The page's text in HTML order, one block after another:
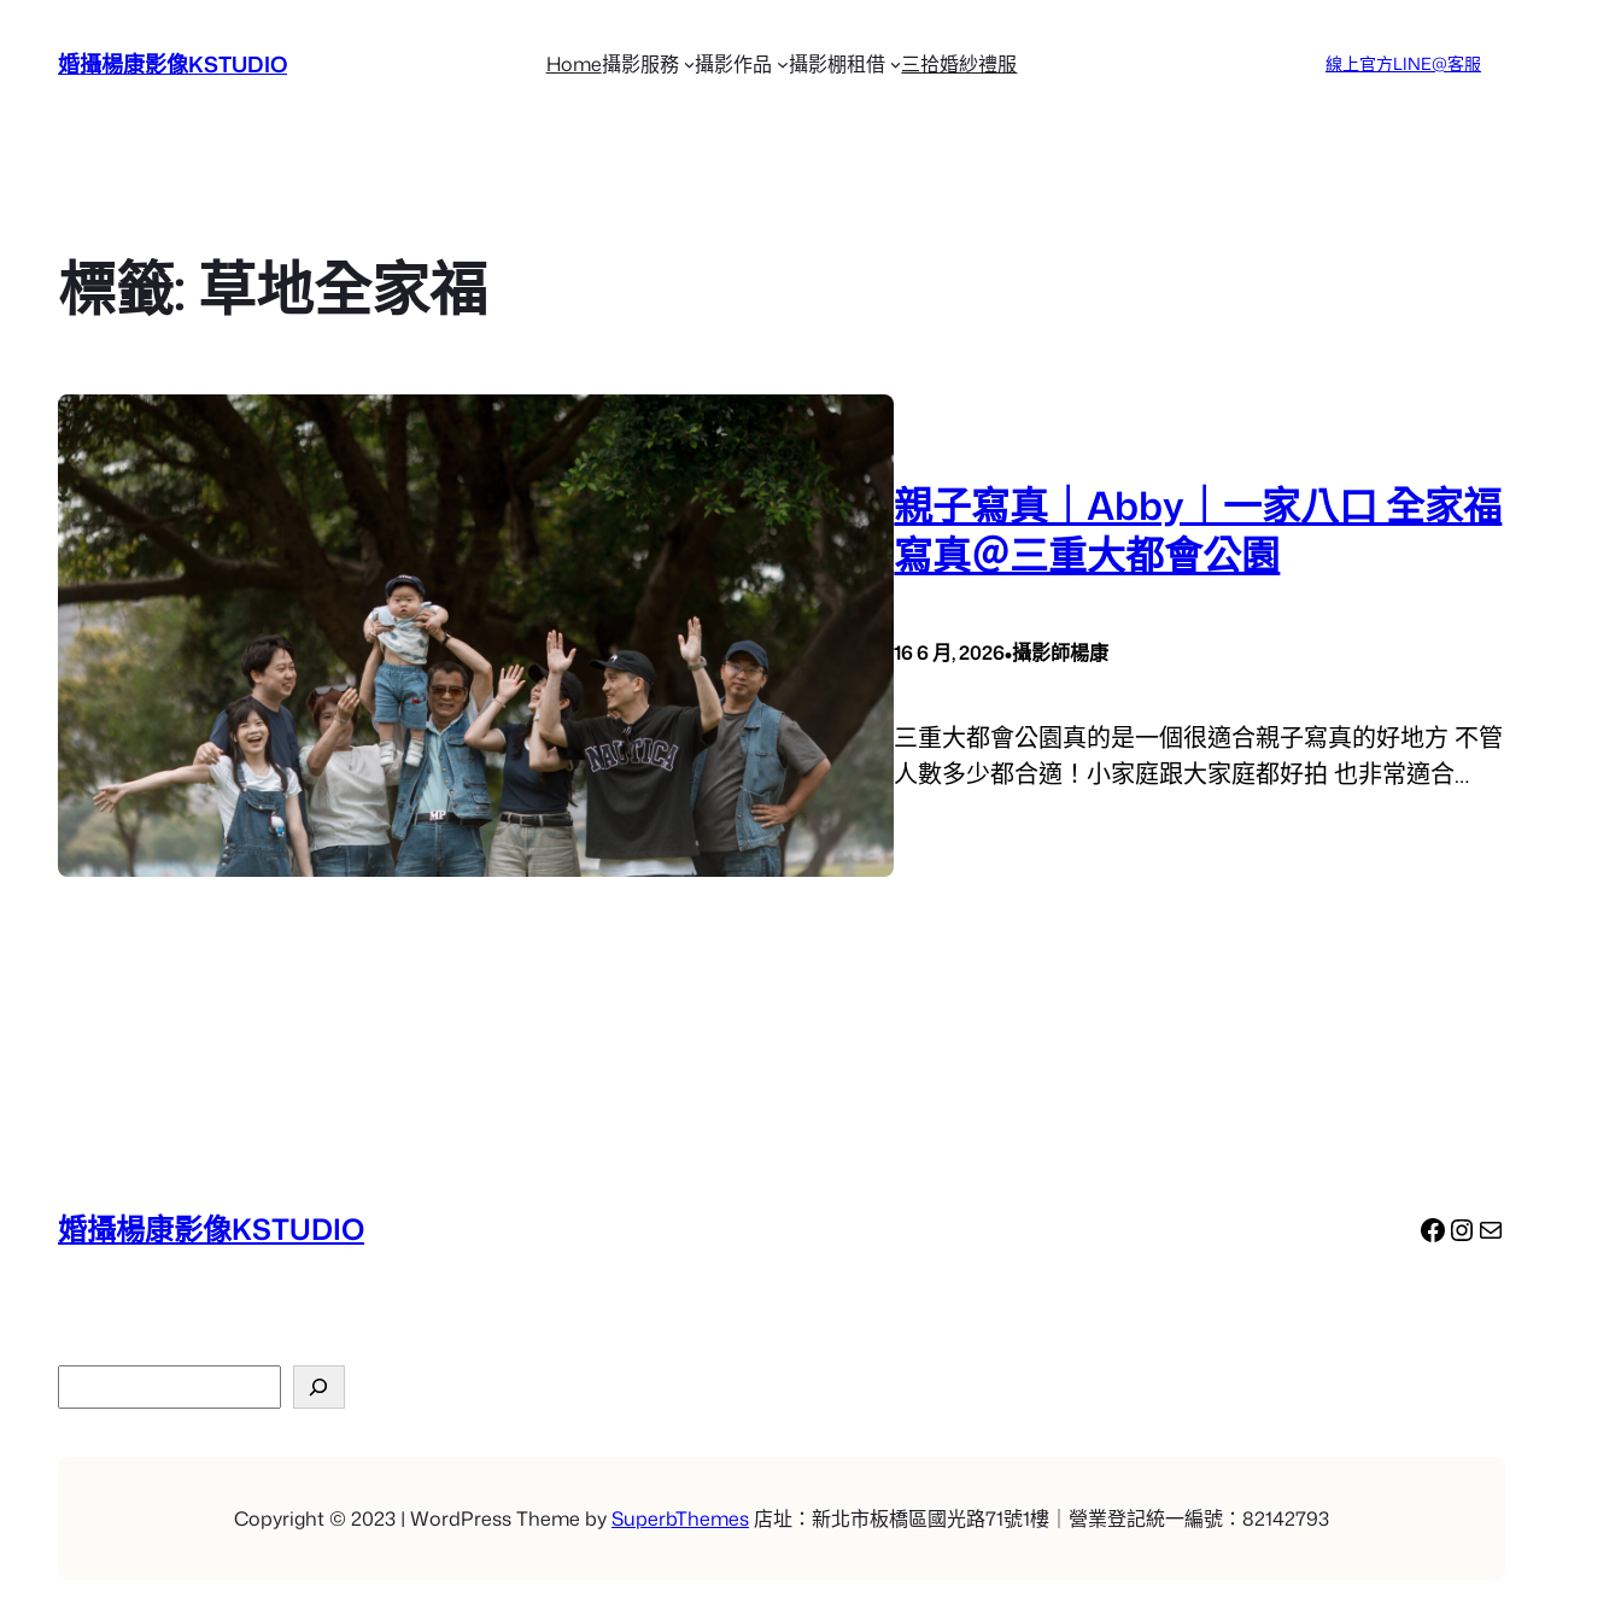
婚攝楊康影像KSTUDIO Home攝影服務 攝影作品 攝影棚租借 三拾婚紗禮服 線上官方LINE@客服
標籤: 草地全家福
親子寫真｜Abby｜一家八口 全家福
寫真＠三重大都會公園
16 6 月, 2026•攝影師楊康
三重大都會公園真的是一個很適合親子寫真的好地方 不管
人數多少都合適！小家庭跟大家庭都好拍 也非常適合…
婚攝楊康影像KSTUDIO Facebook Instagram電子郵件
尋
Copyright © 2023 | WordPress Theme bySuperbThemes 店址：新北市板橋區國光路71號1樓｜營業登記統一編號：82142793